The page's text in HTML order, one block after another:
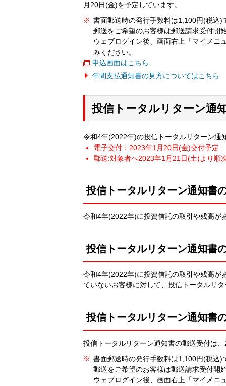
月20日(金)を予定しています。
※ 書面郵送時の発行手数料は1,100円(税込)
郵送をご希望のお客様は郵送請求受付開
ウェブログイン後、画面右上「マイメ
みください。
申込画面はこちら
年間支払通知書の見方についてはこちら
投信トータルリターン通
令和4年(2022年)の投信トータルリターン通
電子交付：2023年1月20日(金)交付予定
郵送:対象者へ2023年1月21日(土)より順
投信トータルリターン通知書
令和4年(2022年)に投資信託の取引や残高が
投信トータルリターン通知書
令和4年(2022年)に投資信託の取引や残高が
ていないお客様に対して、投信トータルリ
投信トータルリターン通知書
投信トータルリターン通知書の郵送受付は
※ 書面郵送時の発行手数料は1,100円(税込)
郵送をご希望のお客様は郵送請求受付開
ウェブログイン後、画面右上「マイメ